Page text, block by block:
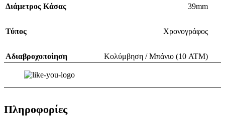
Διάμετρος Κάσας 39mm
Τύπος Χρονογράφος
Αδιαβροχοποίηση Κολύμβηση / Μπάνιο (10 ATM)
Πληροφορίες